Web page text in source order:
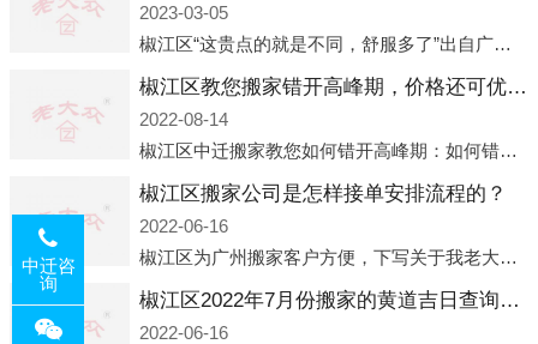
2023-03-05
椒江区“这贵点的就是不同，舒服多了”出自广州运营邓经理的口中。2023年开年刚出来，三个司机（加盟蓝犀牛的个人队伍）便请广州经理去佛山娱乐场所大消费了一次，据知悉一晚消费达一万多，由三人平摊费用，燃鹅这样的
椒江区教您搬家错开高峰期，价格还可优惠！
2022-08-14
椒江区中迁搬家教您如何错开高峰期：如何错开高峰期搬家，中迁搬家做了一些电话数据统计和分析，发现市民中午2点左右访问网站的人是最多的，电话咨询是早上9点左右是最多的，预约搬家周六和周日是最多的，网上QQ微
椒江区搬家公司是怎样接单安排流程的？
2022-06-16
椒江区为广州搬家客户方便，下写关于我老大众搬家公司接单的流程，九条给搬家朋友参考，了解搬家公司工序，免去搬家时的没有准备好的工作，给您及时快速的搬好家。一．电话咨询：专人接待客户电话咨询，初步了解客户搬 家
椒江区2022年7月份搬家的黄道吉日查询大全一览表哪天适合搬家好日子
2022-06-16
中迁咨
询